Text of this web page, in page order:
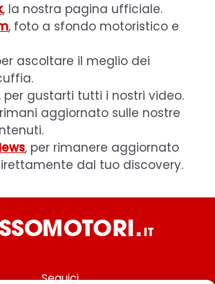
, la nostra pagina ufficiale.
, foto a sfondo motoristico e
ascoltare il meglio dei
per gustarti tutti i nostri video.
aggiornato sulle nostre
, per rimanere aggiornato
dal tuo discovery.
Seguici